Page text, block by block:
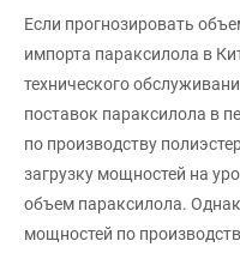
Если прогнозировать
импорта параксилола в
технического
поставок параксилола в
по производству
загрузку мощностей на
объем параксилола.
мощностей по